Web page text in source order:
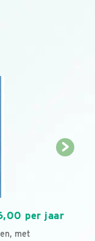
per jaar
met